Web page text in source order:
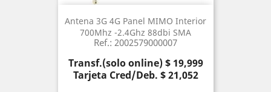
Antena 3G 4G Panel MIMO Interior
700Mhz -2.4Ghz 88dbi SMA
Ref.: 2002579000007
Precio
Transf.(solo online) $ 19,999
Tarjeta Cred/Deb. $ 21,052